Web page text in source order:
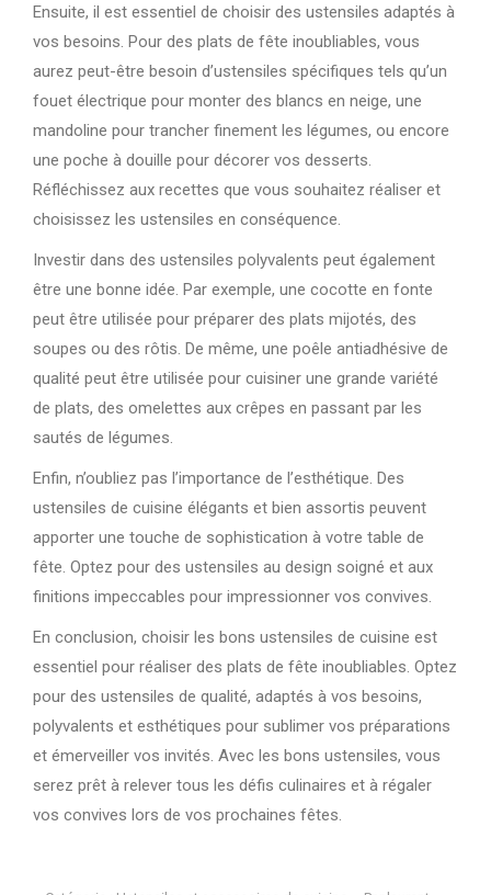
Ensuite, il est essentiel de choisir des ustensiles adaptés à
vos besoins. Pour des plats de fête inoubliables, vous
aurez peut-être besoin d’ustensiles spécifiques tels qu’un
fouet électrique pour monter des blancs en neige, une
mandoline pour trancher finement les légumes, ou encore
une poche à douille pour décorer vos desserts.
Réfléchissez aux recettes que vous souhaitez réaliser et
choisissez les ustensiles en conséquence.
Investir dans des ustensiles polyvalents peut également
être une bonne idée. Par exemple, une cocotte en fonte
peut être utilisée pour préparer des plats mijotés, des
soupes ou des rôtis. De même, une poêle antiadhésive de
qualité peut être utilisée pour cuisiner une grande variété
de plats, des omelettes aux crêpes en passant par les
sautés de légumes.
Enfin, n’oubliez pas l’importance de l’esthétique. Des
ustensiles de cuisine élégants et bien assortis peuvent
apporter une touche de sophistication à votre table de
fête. Optez pour des ustensiles au design soigné et aux
finitions impeccables pour impressionner vos convives.
En conclusion, choisir les bons ustensiles de cuisine est
essentiel pour réaliser des plats de fête inoubliables. Optez
pour des ustensiles de qualité, adaptés à vos besoins,
polyvalents et esthétiques pour sublimer vos préparations
et émerveiller vos invités. Avec les bons ustensiles, vous
serez prêt à relever tous les défis culinaires et à régaler
vos convives lors de vos prochaines fêtes.